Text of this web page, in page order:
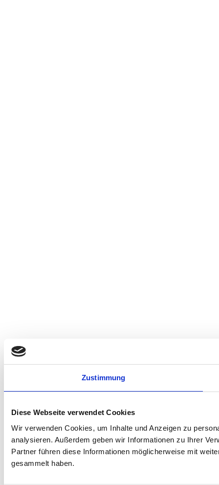
Zustimmung
Diese Webseite verwendet Cookies
Wir verwenden Cookies, um Inhalte und Anzeigen zu
analysieren. Außerdem geben wir Informationen zu Ihrer
Partner führen diese Informationen möglicherweise mit
gesammelt haben.